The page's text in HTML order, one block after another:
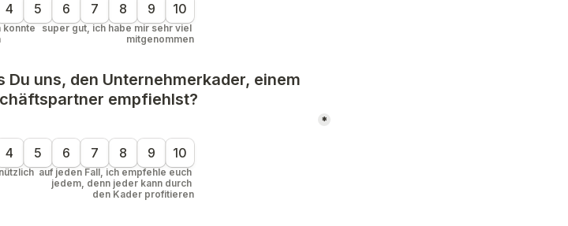
4 5 6 7 8 9 10
konnte
super gut, ich habe mir sehr viel
mitgenommen
uns, den Unternehmerkader, einem
empfiehlst?
*
4 5 6 7 8 9 10
auf jeden Fall, ich empfehle euch
jedem, denn jeder kann durch
den Kader profitieren